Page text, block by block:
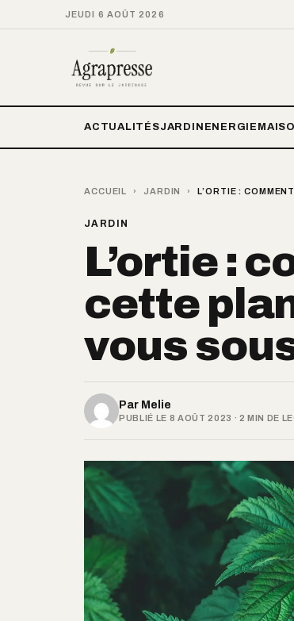
JEUDI 6 AOÛT 2026
ACTUALITÉSJARDIN ENERGIE
ACCUEIL › JARDIN › L’ORTIE :
JARDIN
L’ortie :
cette
vous
Par Melie
PUBLIÉ LE 8 AOÛT 2023 · 2 MIN DE